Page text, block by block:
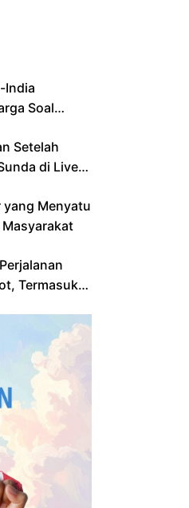
India
Soal
Setelah
di Live
yang Menyatu
Termasuk